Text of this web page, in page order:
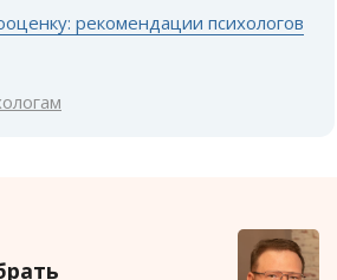
рекомендации психологов